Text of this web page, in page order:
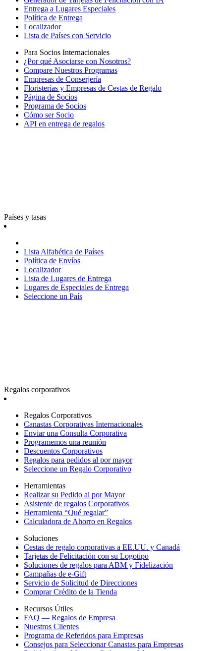
Entrega a Lugares Especiales
Política de Entrega
Localizador
Lista de Países con Servicio
Para Socios Internacionales
¿Por qué Asociarse con Nosotros?
Compare Nuestros Programas
Empresas de Conserjería
Floristerías y Empresas de Cestas de Regalo
Página de Socios
Programa de Socios
Cómo ser Socio
API en entrega de regalos
Países y tasas
Lista Alfabética de Países
Política de Envíos
Localizador
Lista de Lugares de Entrega
Lugares de Especiales de Entrega
Seleccione un País
Regalos corporativos
Regalos Corporativos
Canastas Corporativas Internacionales
Enviar una Consulta Corporativa
Programemos una reunión
Descuentos Corporativos
Regalos para pedidos al por mayor
Seleccione un Regalo Corporativo
Herramientas
Realizar su Pedido al por Mayor
Asistente de regalos Corporativos
Herramienta “Qué regalar”
Calculadora de Ahorro en Regalos
Soluciones
Cestas de regalo corporativas a EE.UU. y Canadá
Tarjetas de Felicitación con su Logotipo
Soluciones de regalos para ABM y Fidelización
Campañas de e-Gift
Servicio de Solicitud de Direcciones
Comprar Crédito de la Tienda
Recursos Útiles
FAQ — Regalos de Empresa
Nuestros Clientes
Programa de Referidos para Empresas
Consejos para Seleccionar Canastas para Empresas